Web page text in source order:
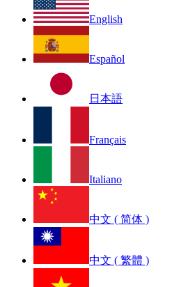
English
Español
日本語
Français
Italiano
中文 ( 简体 )
中文 ( 繁體 )